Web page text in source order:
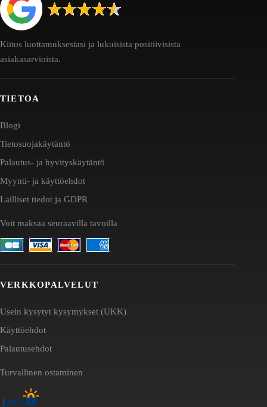
Kiitos luottamuksestasi ja lukuisista positiivisista
asiakasarvioista.
TIETOA
Blogi
Tietosuojakäytäntö
Palautus- ja hyvityskäytäntö
Myynti- ja käyttöehdot
Lailliset tiedot ja GDPR
Voit maksaa seuraavilla tavoilla
VERKKOPALVELUT
Usein kysytyt kysymykset (UKK)
Käyttöehdot
Palautusehdot
Turvallinen ostaminen